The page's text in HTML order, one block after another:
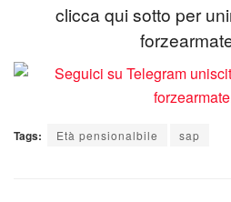
clicca qui sotto per
Tags: Età pensionalbile sap